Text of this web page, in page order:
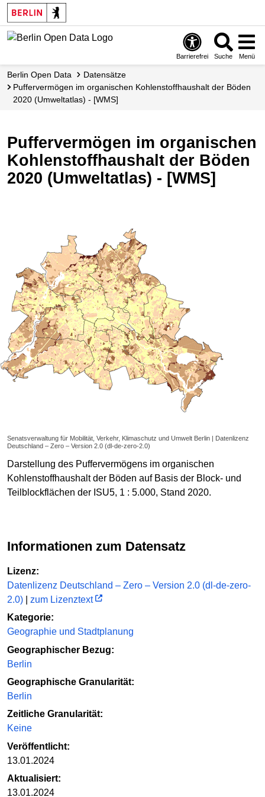
Skip
to
main
Barrierefrei Suche Menü
Berlin Open Data
Datensätze
Puffervermögen im organischen Kohlenstoffhaushalt der Böden
2020 (Umweltatlas) - [WMS]
Puffervermögen im organischen
Kohlenstoffhaushalt der Böden
2020 (Umweltatlas) - [WMS]
Senatsverwaltung für Mobilität, Verkehr, Klimaschutz und Umwelt Berlin | Datenlizenz
Deutschland – Zero – Version 2.0 (dl-de-zero-2.0)
Darstellung des Puffervermögens im organischen
Kohlenstoffhaushalt der Böden auf Basis der Block- und
Teilblockflächen der ISU5, 1 : 5.000, Stand 2020.
Informationen zum Datensatz
Lizenz:
Datenlizenz Deutschland – Zero – Version 2.0 (dl-de-zero-
2.0)
zum Lizenztext
Kategorie:
Geographie und Stadtplanung
Geographischer Bezug:
Berlin
Geographische Granularität:
Berlin
Zeitliche Granularität:
Keine
Veröffentlicht:
13.01.2024
Aktualisiert:
13.01.2024